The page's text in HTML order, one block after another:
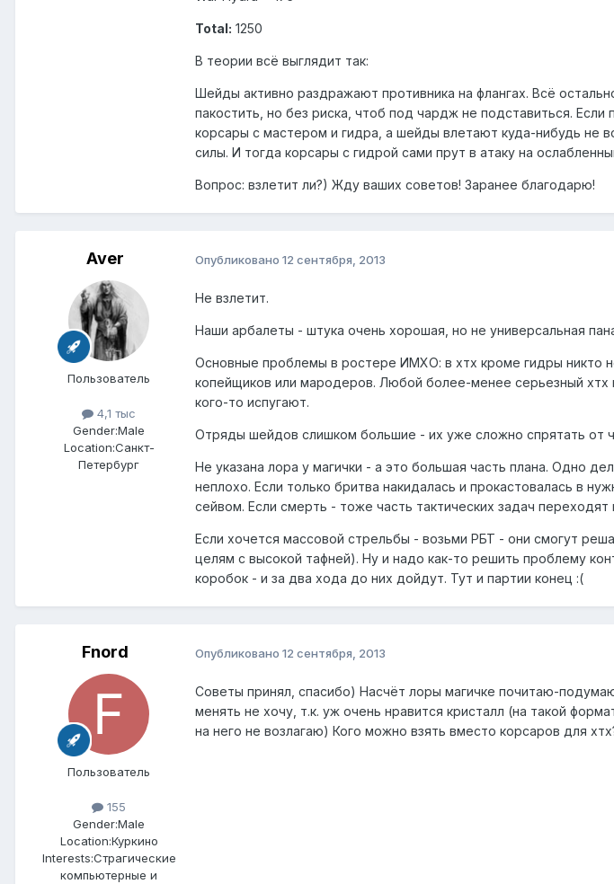
Total: 1250
В теории всё выглядит так:
Шейды активно раздражают противника на флангах. Всё
пакостить, но без риска, чтоб под чардж не подставиться.
корсары с мастером и гидра, а шейды влетают куда-нибудь не
силы. И тогда корсары с гидрой сами прут в атаку на
Вопрос: взлетит ли?) Жду ваших советов! Заранее благодарю!
Aver
Пользователь
4,1 тыс
Gender:Male
Location:Санкт-
Петербург
Опубликовано 12 сентября, 2013
Не взлетит.
Наши арбалеты - штука очень хорошая, но не универсальная
Основные проблемы в ростере ИМХО: в хтх кроме гидры никто
копейщиков или мародеров. Любой более-менее серьезный хтх
кого-то испугают.
Отряды шейдов слишком большие - их уже сложно спрятать от
Не указана лора у магички - а это большая часть плана. Одно
неплохо. Если только бритва накидалась и прокастовалась в
сейвом. Если смерть - тоже часть тактических задач переходят
Если хочется массовой стрельбы - возьми РБТ - они смогут
целям с высокой тафней). Ну и надо как-то решить проблему
коробок - и за два хода до них дойдут. Тут и партии конец :(
Fnord
Пользователь
155
Gender:Male
Location:Куркино
Interests:Страгические
компьютерные и
Опубликовано 12 сентября, 2013
Советы принял, спасибо) Насчёт лоры магичке почитаю-
менять не хочу, т.к. уж очень нравится кристалл (на такой
на него не возлагаю) Кого можно взять вместо корсаров для